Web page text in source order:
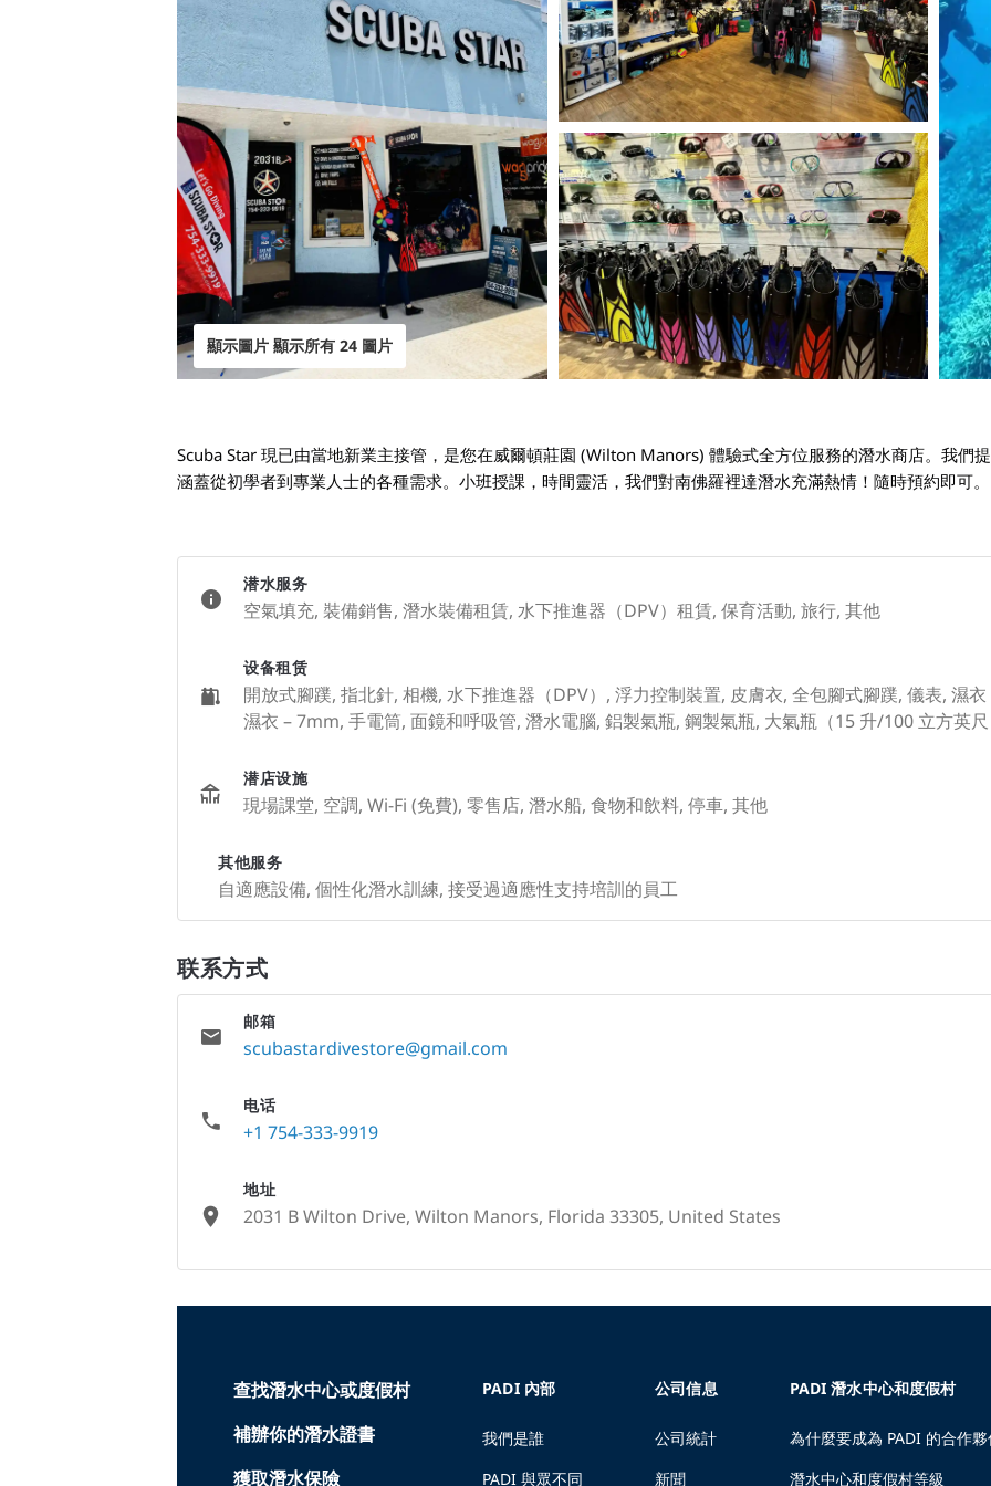
顯示圖片 顯示所有 24 圖片
Scuba Star 現已由當地新業主接管，是您在威爾頓莊園 (Wilton Manors) 體驗式全方位服務的潛水商店。我們
涵蓋從初學者到專業人士的各種需求。小班授課，時間靈活，我們對南佛羅裡達潛水充滿熱情！隨時預約即可。
潜水服务
空氣填充, 裝備銷售, 潛水裝備租賃, 水下推進器（DPV）租賃, 保育活動, 旅行, 其他
设备租赁
開放式腳蹼, 指北針, 相機, 水下推進器（DPV）, 浮力控制裝置, 皮膚衣, 全包腳式腳蹼, 儀表, 濕
濕衣 – 7mm, 手電筒, 面鏡和呼吸管, 潛水電腦, 鋁製氣瓶, 鋼製氣瓶, 大氣瓶（15 升/100 立方英
潜店设施
現場課堂, 空調, Wi-Fi (免費), 零售店, 潛水船, 食物和飲料, 停車, 其他
其他服务
自適應設備, 個性化潛水訓練, 接受過適應性支持培訓的員工
联系方式
邮箱
scubastardivestore@gmail.com
电话
+1 754-333-9919
地址
2031 B Wilton Drive, Wilton Manors, Florida 33305, United States
查找潛水中心或度假村
補辦你的潛水證書
獲取潛水保險
PADI 內部
我們是誰
PADI 與眾不同
公司信息
公司統計
新聞
PADI 潛水中心和度假村
為什麼要成為 PADI 的合作夥
潛水中心和度假村等級